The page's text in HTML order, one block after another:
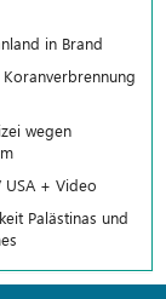
in Brand
wegen
+ Video
Palästinas und